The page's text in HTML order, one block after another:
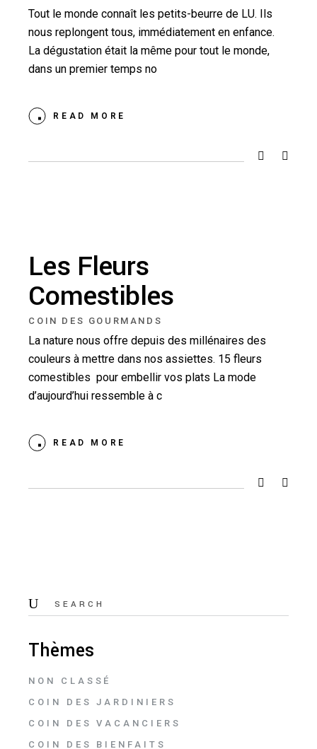
Tout le monde connaît les petits-beurre de LU. Ils
nous replongent tous, immédiatement en enfance.
La dégustation était la même pour tout le monde,
dans un premier temps no
READ MORE
Les Fleurs
Comestibles
COIN DES GOURMANDS
La nature nous offre depuis des millénaires des
couleurs à mettre dans nos assiettes. 15 fleurs
comestibles pour embellir vos plats La mode
d’aujourd’hui ressemble à c
READ MORE
Thèmes
NON CLASSÉ
COIN DES JARDINIERS
COIN DES VACANCIERS
COIN DES BIENFAITS